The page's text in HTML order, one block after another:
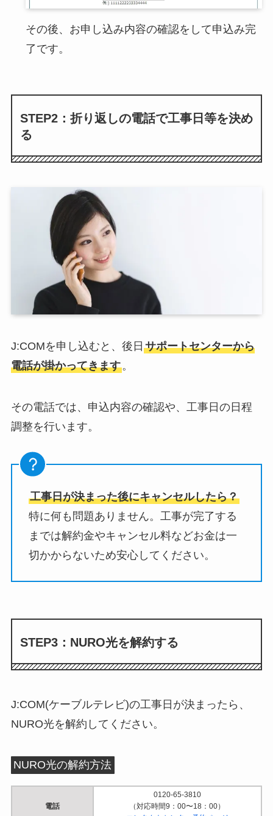
その後、お申し込み内容の確認をして申込み完
了です。
STEP2：折り返しの電話で工事日等を決め
る
J:COMを申し込むと、後日 サポートセンターから
電話が掛かってきます。
その電話では、申込内容の確認や、工事日の日程
調整を行います。
工事日が決まった後にキャンセルしたら？
特に何も問題ありません。工事が完了する
までは解約金やキャンセル料などお金は一
切かからないため安心してください。
STEP3：NURO光を解約する
J:COM(ケーブルテレビ)の工事日が決まったら、
NURO光を解約してください。
NURO光の解約方法
電話
0120-65-3810
（対応時間9：00〜18：00）